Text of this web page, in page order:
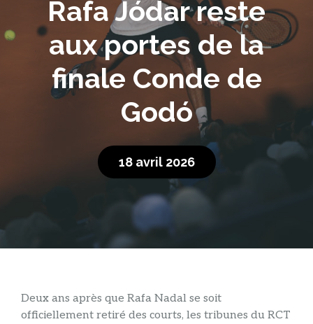
Rafa Jódar reste
aux portes de la
finale Conde de
Godó
18 avril 2026
Deux ans après que Rafa Nadal se soit
officiellement retiré des courts, les tribunes du RCT